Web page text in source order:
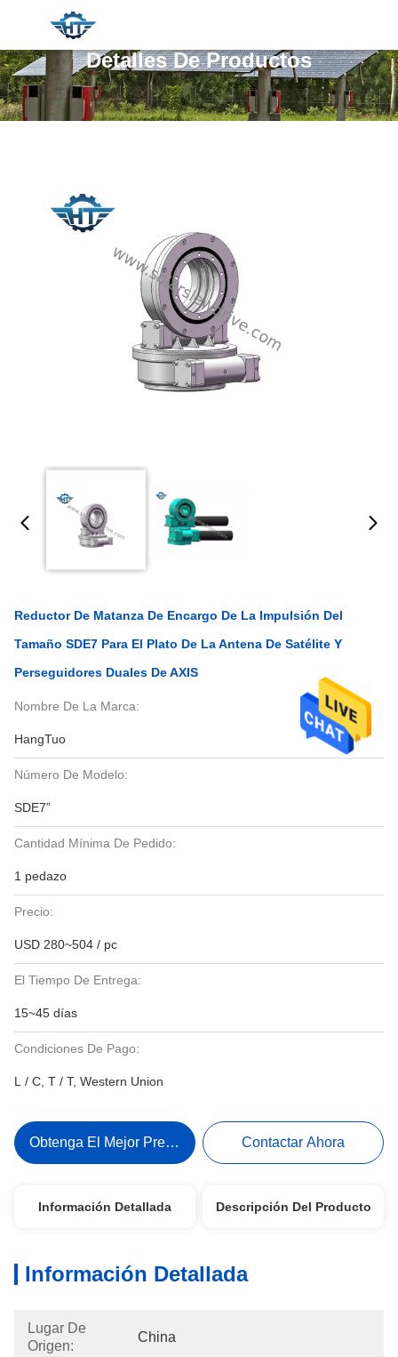
Detalles De Productos
Reductor De Matanza De Encargo De La Impulsión Del
Tamaño SDE7 Para El Plato De La Antena De Satélite Y
Perseguidores Duales De AXIS
Nombre De La Marca:
HangTuo
Número De Modelo:
SDE7”
Cantidad Mínima De Pedido:
1 pedazo
Precio:
USD 280~504 / pc
El Tiempo De Entrega:
15~45 días
Condiciones De Pago:
L / C, T / T, Western Union
Obtenga El Mejor Precio Contactar Ahora
Información Detallada Descripción Del Producto
Información Detallada
Lugar De
Origen:
China